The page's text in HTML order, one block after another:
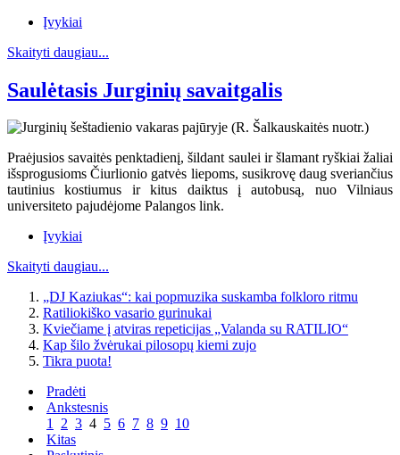
Įvykiai
Skaityti daugiau...
Saulėtasis Jurginių savaitgalis
Praėjusios savaitės penktadienį, šildant saulei ir šlamant ryškiai žaliai
išsprogusioms Čiurlionio gatvės liepoms, susikrovę daug sveriančius
tautinius kostiumus ir kitus daiktus į autobusą, nuo Vilniaus
universiteto pajudėjome Palangos link.
Įvykiai
Skaityti daugiau...
„DJ Kaziukas“: kai popmuzika suskamba folkloro ritmu
Ratiliokiško vasario gurinukai
Kviečiame į atviras repeticijas „Valanda su RATILIO“
Kap šilo žvėrukai pilosopų kiemi zujo
Tikra puota!
Pradėti
Ankstesnis
1 2 3 4 5 6 7 8 9 10
Kitas